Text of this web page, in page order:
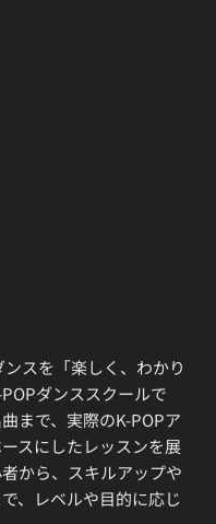
スを「楽しく、わかり
ダンススクールで
まで、実際のK-POPア
スにしたレッスンを展
から、スキルアップや
、レベルや目的に応じ